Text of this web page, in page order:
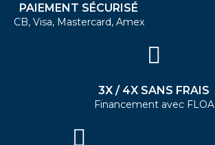
PAIEMENT SÉCURISÉ
CB, Visa, Mastercard, Amex
3X / 4X SANS FRAIS
Financement avec FLOA